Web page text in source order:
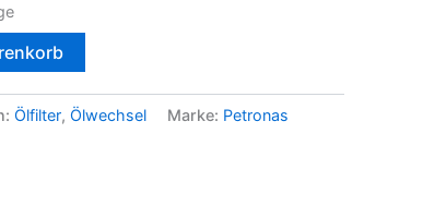
Ölfilter, Ölwechsel Marke: Petronas